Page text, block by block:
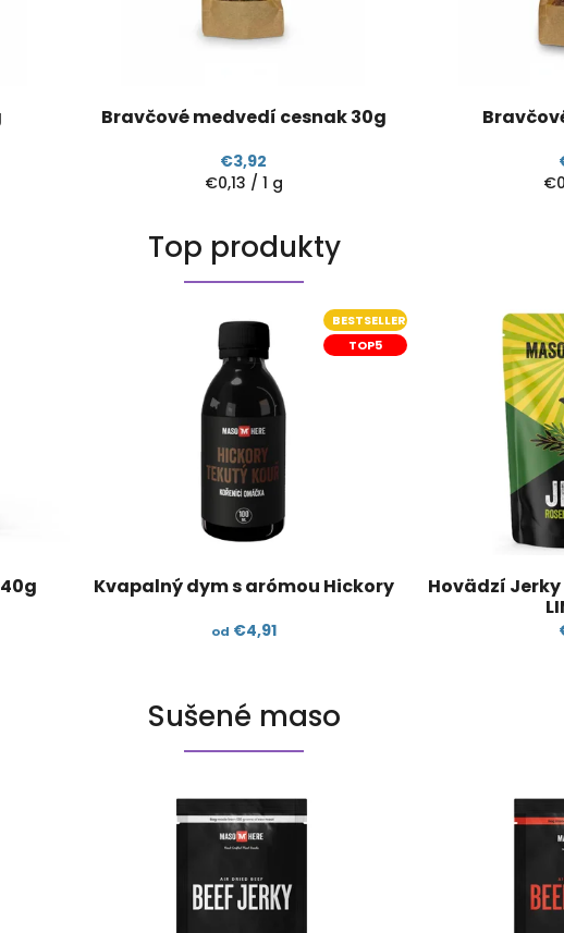
Bravčové medvedí cesnak 30g
€3,92
Jednotková
€0,13 / 1 g
Top produkty
BESTSELLER
TOP5
Kvapalný dym s arómou Hickory
od €4,91
Hovädzí
Sušené maso